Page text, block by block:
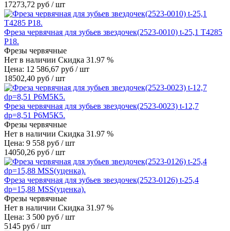
17273,72 руб / шт
Фреза червячная для зубьев звездочек(2523-0010) t-25,1 Т4285
Р18.
Фрезы червячные
Нет в наличии Скидка 31.97 %
Цена: 12 586,67 руб / шт
18502,40 руб / шт
Фреза червячная для зубьев звездочек(2523-0023) t-12,7
dp=8,51 Р6М5К5.
Фрезы червячные
Нет в наличии Скидка 31.97 %
Цена: 9 558 руб / шт
14050,26 руб / шт
Фреза червячная для зубьев звездочек(2523-0126) t-25,4
dp=15,88 MSS(уценка).
Фрезы червячные
Нет в наличии Скидка 31.97 %
Цена: 3 500 руб / шт
5145 руб / шт